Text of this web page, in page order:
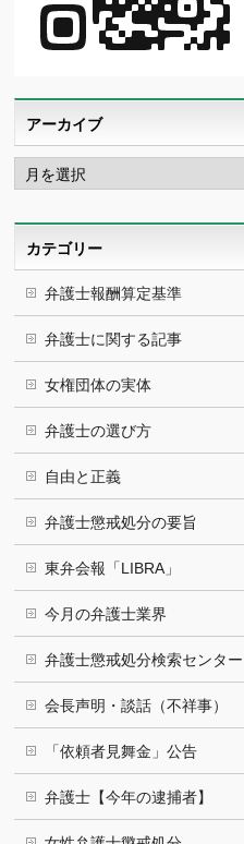
アーカイブ
ア
ー
カ
カテゴリー
弁護士報酬算定基準
弁護士に関する記事
女権団体の実体
弁護士の選び方
自由と正義
弁護士懲戒処分の要旨
東弁会報「LIBRA」
今月の弁護士業界
弁護士懲戒処分検索センター
会長声明・談話（不祥事）
「依頼者見舞金」公告
弁護士【今年の逮捕者】